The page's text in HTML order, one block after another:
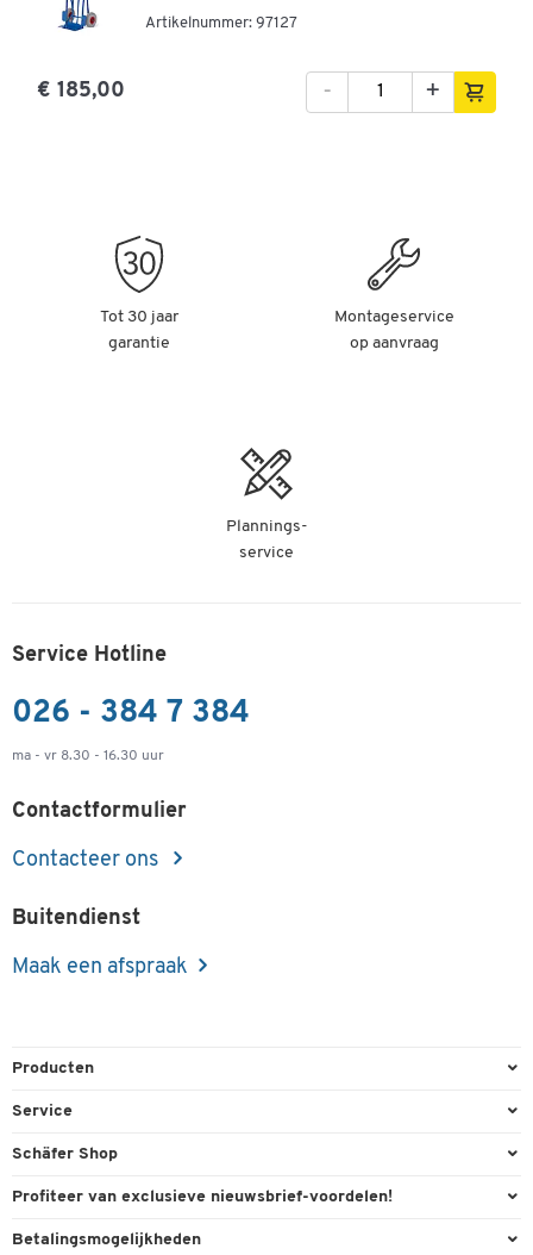
Artikelnummer: 97127
€ 185,00 +
-
Tot 30 jaar
garantie
Montageservice
op aanvraag
Plannings-
service
Service Hotline
026 - 384 7 384
ma - vr 8.30 - 16.30 uur
Contactformulier
Contacteer ons
Buitendienst
Maak een afspraak
Producten
Kantoorbenodigdheden
Milieutechniek
Service
Bestelling herroepen
Schäfer Shop
Algemene voorwaarden
Profiteer van exclusieve nieuwsbrief-voordelen!
Welkomstgeschenk
Betalingsmogelijkheden